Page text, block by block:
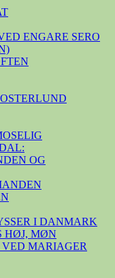
ENGARE SERO
OG
I DANMARK
HØJ, MØN
MARIAGER